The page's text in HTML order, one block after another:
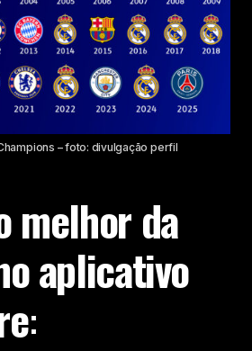
– foto: divulgação perfil
melhor da
aplicativo
: